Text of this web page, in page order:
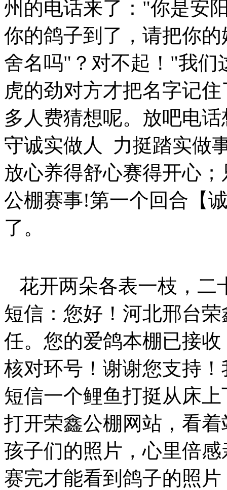
州的电话来了："你是安
你的鸽子到了，请把你
舍名吗"？对不起！"我们
虎的劲对方才把名字记
多人费猜想呢。放吧电
守诚实做人 力挺踏实做
放心养得舒心赛得开心
公棚赛事!第一个回合【
了。
花开两朵各表一枝，二
短信：您好！河北邢台
任。您的爱鸽本棚已接
核对环号！谢谢您支持
短信一个鲤鱼打挺从床
打开荣鑫公棚网站，看
孩子们的照片，心里倍
赛完才能看到鸽子的照